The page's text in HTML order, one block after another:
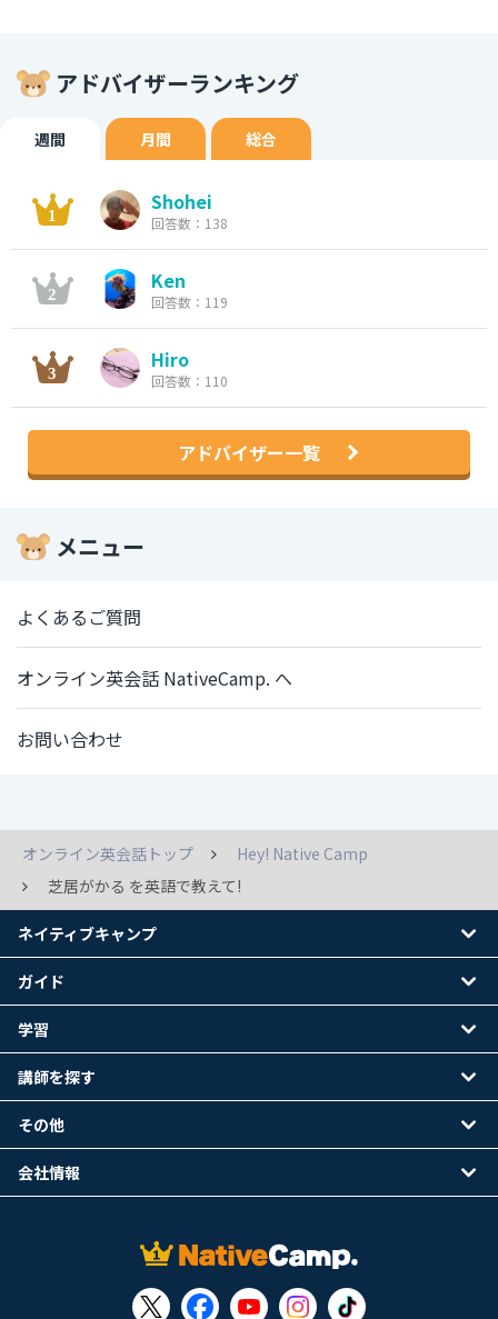
アドバイザーランキング
週間 月間 総合
Shohei
回答数：138
Ken
回答数：119
Hiro
回答数：110
アドバイザー一覧
メニュー
よくあるご質問
オンライン英会話 NativeCamp. へ
お問い合わせ
オンライン英会話トップ
Hey! Native Camp
芝居がかる を英語で教えて!
ネイティブキャンプ
ガイド
学習
講師を探す
その他
会社情報